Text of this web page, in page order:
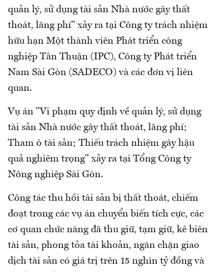
quản lý, sử dụng tài sản Nhà nước gây thất
thoát, lãng phí" xảy ra tại Công ty trách nhiệm
hữu hạn Một thành viên Phát triển công
nghiệp Tân Thuận (IPC), Công ty Phát triển
Nam Sài Gòn (SADECO) và các đơn vị liên
quan.
Vụ án "Vi phạm quy định về quản lý, sử dụng
tài sản Nhà nước gây thất thoát, lãng phí;
Tham ô tài sản; Thiếu trách nhiệm gây hậu
quả nghiêm trọng" xảy ra tại Tổng Công ty
Nông nghiệp Sài Gòn.
Công tác thu hồi tài sản bị thất thoát, chiếm
đoạt trong các vụ án chuyển biến tích cực, các
cơ quan chức năng đã thu giữ, tạm giữ, kê biên
tài sản, phong tỏa tài khoản, ngăn chặn giao
dịch tài sản có giá trị trên 15 nghìn tỷ đồng và